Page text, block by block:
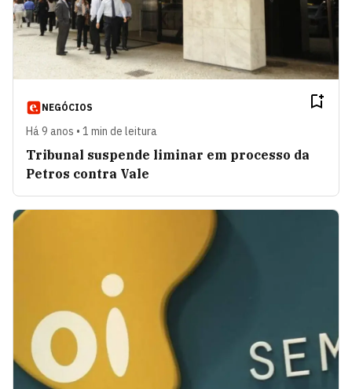
NEGÓCIOS
Há 9 anos • 1 min de leitura
Tribunal suspende liminar em processo da
Petros contra Vale